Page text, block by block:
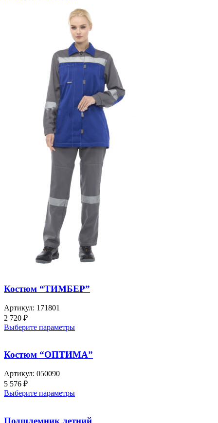
Костюм “ТИМБЕР”
Артикул: 171801
2 720 ₽
Выберите параметры
Костюм “ОПТИМА”
Артикул: 050090
5 576 ₽
Выберите параметры
Подшлемник летний